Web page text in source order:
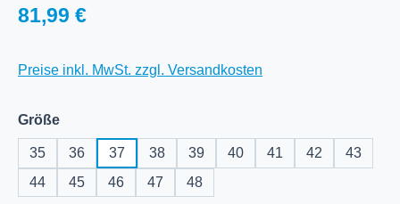
Regulärer Preis:
81,99 €
Preise inkl. MwSt. zzgl. Versandkosten
Größeauswählen
35 36 37 38 39 40 41 42
43
44
45 46 47 48